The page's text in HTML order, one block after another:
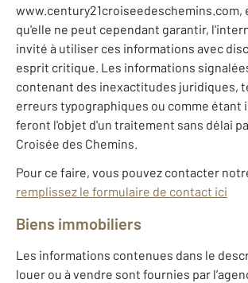
www.century21croiseedeschemins.com,
qu'elle ne peut cependant garantir,
invité à utiliser ces informations avec
esprit critique. Les informations
contenant des inexactitudes juridiques,
erreurs typographiques ou comme étant
feront l'objet d'un traitement sans délai
Croisée des Chemins.
Pour ce faire, vous pouvez contacter
remplissez le formulaire de contact ici
Biens immobiliers
Les informations contenues dans le
louer ou à vendre sont fournies par